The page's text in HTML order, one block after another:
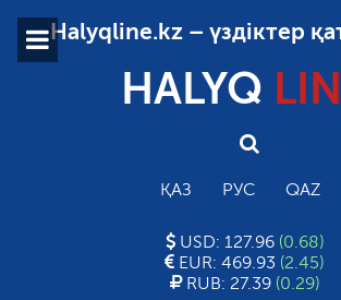
Halyqline.kz – үздіктер
HALYQ
ҚАЗ РУС QAZ
USD: 127.96 (0.68)
EUR: 469.93 (2.45)
RUB: 27.39 (0.29)